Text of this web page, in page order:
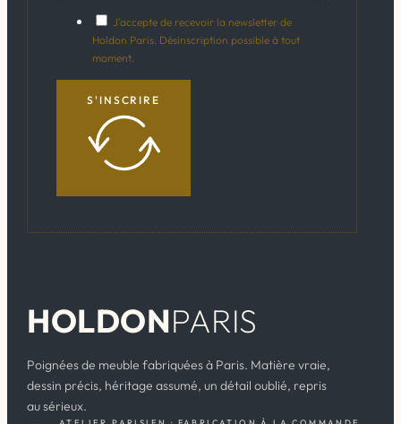
J'accepte de recevoir la newsletter de
Holdon Paris. Désinscription possible à tout
moment.
S'INSCRIRE
HOLDONPARIS
Poignées de meuble fabriquées à Paris. Matière vraie,
dessin précis, héritage assumé, un détail oublié, repris
au sérieux.